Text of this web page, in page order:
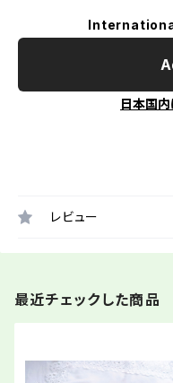
日本国
レビュー
最近チェックした商品